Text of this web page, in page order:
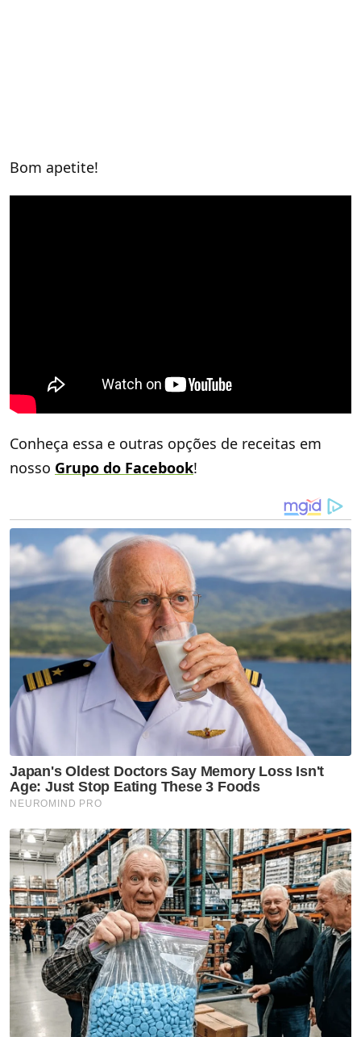
Bom apetite!
Conheça essa e outras opções de receitas em
nosso Grupo do Facebook!